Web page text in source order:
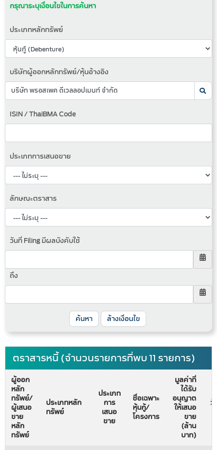
กรุณาระบุเงื่อนไขในการค้นหา
ประเภทหลักทรัพย์
บริษัทผู้ออกหลักทรัพย์/หุ้นอ้างอิง
ISIN / ThaiBMA Code
ประเภทการเสนอขาย
ลักษณะตราสาร
วันที่ Filing มีผลบังคับใช้
ถึง
ค้นหา ล้างเงื่อนไข
ตราสารหนี้ (จำนวนรายการที่พบ 11 รายการ)
ผู้ออก
หลัก
ทรัพย์/
ผู้เสนอ
ขาย
หลัก
ทรัพย์
ประเภทหลัก
ทรัพย์
ประเภท
การ
เสนอ
ขาย
ชื่อเฉพาะ
หุ้นกู้/
โครงการ
มูลค่าที่
ได้รับ
อนุญาต
ให้เสนอ
ขาย
(ล้าน
บาท)
วั